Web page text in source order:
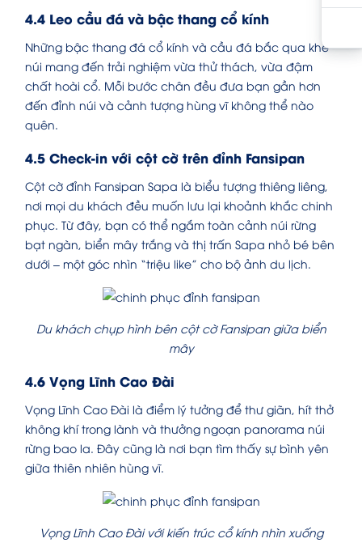
4.4 Leo cầu đá và bậc thang cổ kính
Những bậc thang đá cổ kính và cầu đá bắc qua khe
núi mang đến trải nghiệm vừa thử thách, vừa đậm
chất hoài cổ. Mỗi bước chân đều đưa bạn gần hơn
đến đỉnh núi và cảnh tượng hùng vĩ không thể nào
quên.
4.5 Check-in với cột cờ trên đỉnh Fansipan
Cột cờ đỉnh Fansipan Sapa là biểu tượng thiêng liêng,
nơi mọi du khách đều muốn lưu lại khoảnh khắc chinh
phục. Từ đây, bạn có thể ngắm toàn cảnh núi rừng
bạt ngàn, biển mây trắng và thị trấn Sapa nhỏ bé bên
dưới – một góc nhìn “triệu like” cho bộ ảnh du lịch.
Du khách chụp hình bên cột cờ Fansipan giữa biển
mây
4.6 Vọng Lĩnh Cao Đài
Vọng Lĩnh Cao Đài là điểm lý tưởng để thư giãn, hít thở
không khí trong lành và thưởng ngoạn panorama núi
rừng bao la. Đây cũng là nơi bạn tìm thấy sự bình yên
giữa thiên nhiên hùng vĩ.
Vọng Lĩnh Cao Đài với kiến trúc cổ kính nhìn xuống